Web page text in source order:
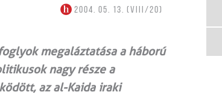
2004. 05. 13. (VIII/20)
megaláztatása a háború
nagy része a
az al-Kaida iraki